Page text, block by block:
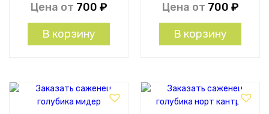
Цена от 700 ₽
В корзину
Цена от 700 ₽
В корзину